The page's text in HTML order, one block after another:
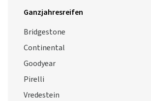
Ganzjahresreifen
Bridgestone
Continental
Goodyear
Pirelli
Vredestein